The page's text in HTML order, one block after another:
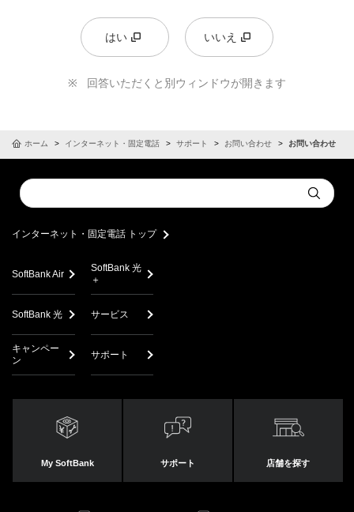
はい いいえ
回答いただくと別ウィンドウが開きます
ホーム インターネット・固定電話 サポート お問い合わせ お問い合わせ
Conduct
a
Submit
インターネット・固定電話 トップ
SoftBank Air
SoftBank 光
＋
SoftBank 光 サービス
キャンペー
ン
サポート
My SoftBank サポート 店舗を探す